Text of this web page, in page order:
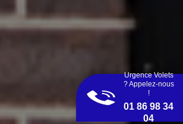
Urgence Volets
? Appelez-nous
!
01 86 98 34
04